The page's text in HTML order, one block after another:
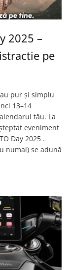
2025 –
pe
pur și simplu
13–14
tău. La
eveniment
Day 2025 .
numai) se adună